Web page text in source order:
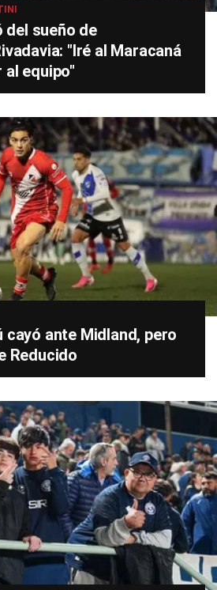
del sueño de
"Iré al Maracaná
al equipo"
cayó ante Midland, pero
Reducido